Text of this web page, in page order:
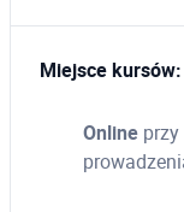
Miejsce kursów:
Online